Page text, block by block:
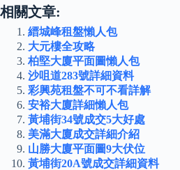
相關文章:
縉城峰租盤懶人包
大元樓全攻略
柏堅大廈平面圖懶人包
沙咀道283號詳細資料
彩興苑租盤不可不看詳解
安裕大廈詳細懶人包
黃埔街34號成交5大好處
美滿大廈成交詳細介紹
山勝大廈平面圖9大伏位
黃埔街20A號成交詳細資料